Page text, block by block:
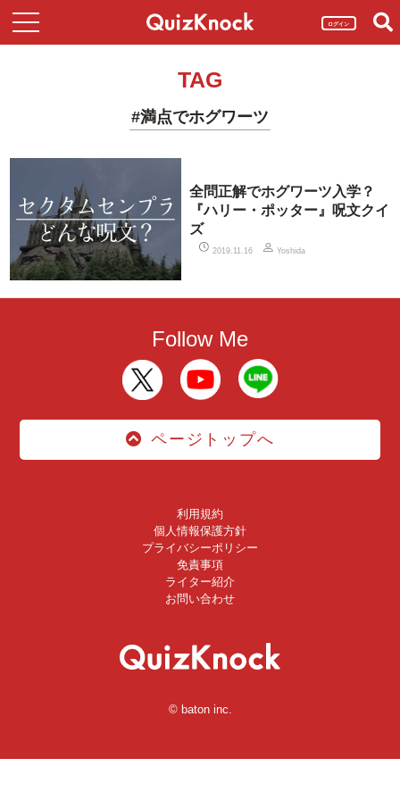
ログイン
TAG
#満点でホグワーツ
全問正解でホグワーツ入学？
『ハリー・ポッター』呪文クイ
ズ
2019.11.16 Yoshida
Follow Me
ページトップへ
利用規約
個人情報保護方針
プライバシーポリシー
免責事項
ライター紹介
お問い合わせ
© baton inc.